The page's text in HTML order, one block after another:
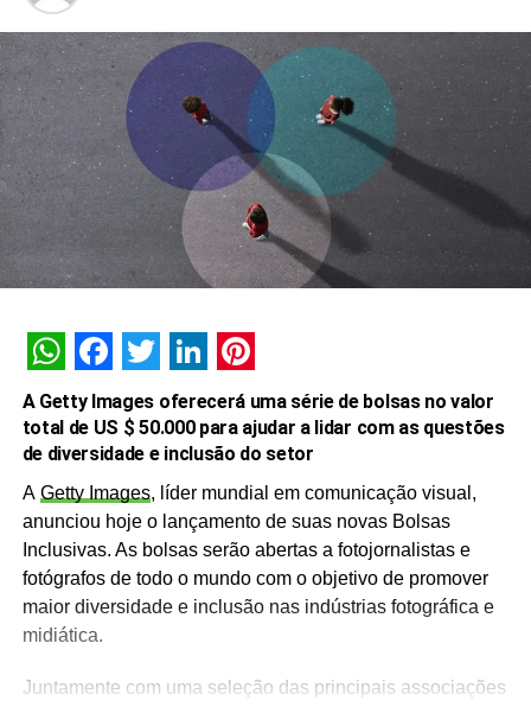
WhatsApp
Facebook
Twitter
LinkedIn
Pinterest
A Getty Images oferecerá uma série de bolsas no valor
total de US $ 50.000 para ajudar a lidar com as questões
de diversidade e inclusão do setor
A Getty Images, líder mundial em comunicação visual,
anunciou hoje o lançamento de suas novas Bolsas
Inclusivas. As bolsas serão abertas a fotojornalistas e
fotógrafos de todo o mundo com o objetivo de promover
maior diversidade e inclusão nas indústrias fotográfica e
midiática.
Juntamente com uma seleção das principais associações